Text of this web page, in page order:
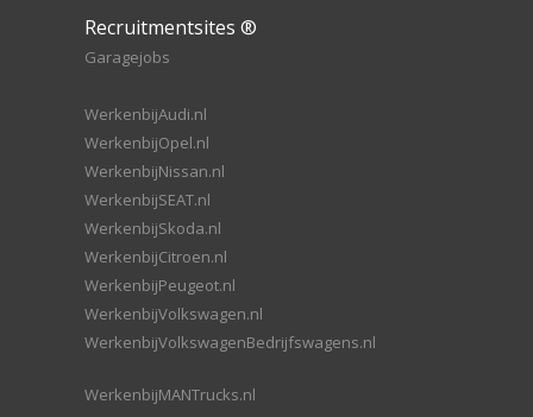
Recruitmentsites ®
Garagejobs
WerkenbijAudi.nl
WerkenbijOpel.nl
WerkenbijNissan.nl
WerkenbijSEAT.nl
WerkenbijSkoda.nl
WerkenbijCitroen.nl
WerkenbijPeugeot.nl
WerkenbijVolkswagen.nl
WerkenbijVolkswagenBedrijfswagens.nl
WerkenbijMANTrucks.nl